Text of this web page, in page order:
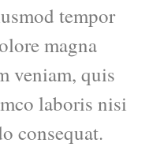
tempor
magna
veniam, quis
laboris nisi
consequat.